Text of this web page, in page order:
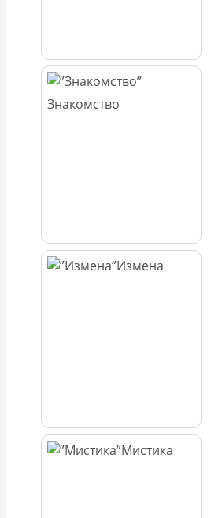
Знакомство
Измена
Мистика